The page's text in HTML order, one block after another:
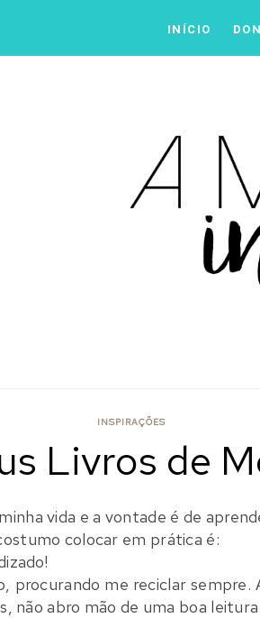
INÍCIO
INSPIRAÇÕES
Livros de
vida e a vontade é de
colocar em prática é:
procurando me reciclar
não abro mão de uma boa leitura.